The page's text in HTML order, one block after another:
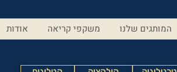
המותגים שלנו משקפי קריאה אודות